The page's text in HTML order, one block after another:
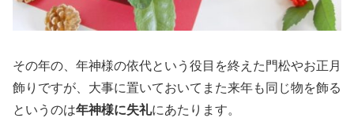
その年の、年神様の依代という役目を終えた門松やお正月
飾りですが、大事に置いておいてまた来年も同じ物を飾る
というのは年神様に失礼にあたります。